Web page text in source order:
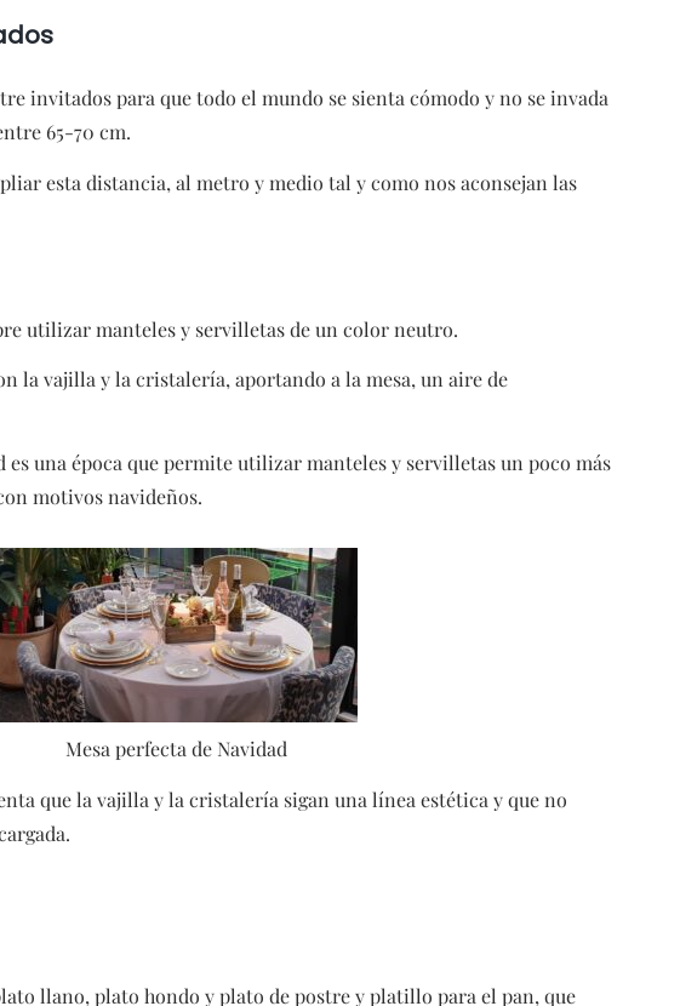
invitados para que todo el mundo se sienta cómodo y no se invada
65-70 cm.
esta distancia, al metro y medio tal y como nos aconsejan las
utilizar manteles y servilletas de un color neutro.
la vajilla y la cristalería, aportando a la mesa, un aire de
es una época que permite utilizar manteles y servilletas un poco más
motivos navideños.
Mesa perfecta de Navidad
que la vajilla y la cristalería sigan una línea estética y que no
llano, plato hondo y plato de postre y platillo para el pan, que